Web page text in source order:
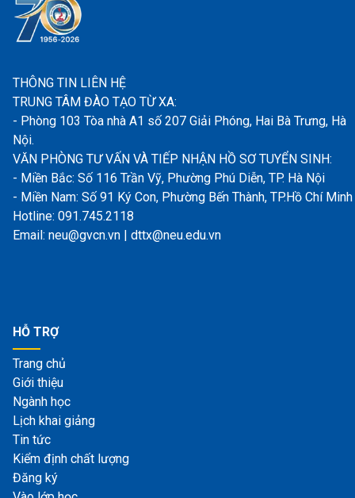
THÔNG TIN LIÊN HỆ
TRUNG TÂM ĐÀO TẠO TỪ XA:
- Phòng 103 Tòa nhà A1 số 207 Giải Phóng, Hai Bà Trưng, Hà
Nội.
VĂN PHÒNG TƯ VẤN VÀ TIẾP NHẬN HỒ SƠ TUYỂN SINH:
- Miền Bắc: Số 116 Trần Vỹ, Phường Phú Diễn, TP. Hà Nội
- Miền Nam: Số 91 Ký Con, Phường Bến Thành, TP.Hồ Chí Minh
Hotline: 091.745.2118
Email: neu@gvcn.vn | dttx@neu.edu.vn
HỖ TRỢ
Trang chủ
Giới thiệu
Ngành học
Lịch khai giảng
Tin tức
Kiểm định chất lượng
Đăng ký